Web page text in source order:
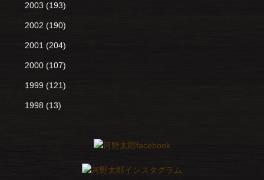
2003 (193)
2002 (190)
2001 (204)
2000 (107)
1999 (121)
1998 (13)